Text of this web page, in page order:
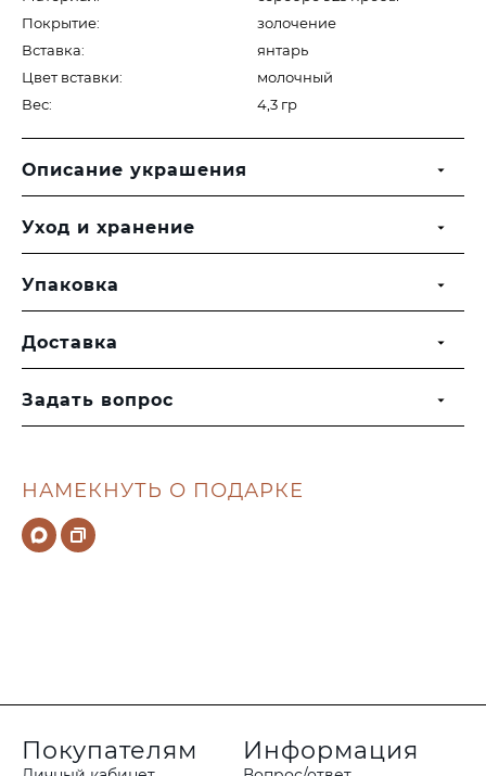
НАМЕКНУТЬ О ПОДАРКЕ
Покрытие:
золочение
Вставка:
янтарь
Цвет вставки:
молочный
Вес:
4,3 гр
Описание украшения
Уход и хранение
Упаковка
Доставка
Задать вопрос
Покупателям Информация